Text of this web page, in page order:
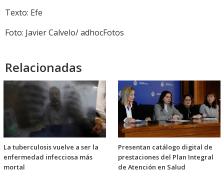
Texto: Efe
Foto: Javier Calvelo/ adhocFotos
Relacionadas
La tuberculosis vuelve a ser la
enfermedad infecciosa más
mortal
Presentan catálogo digital de
prestaciones del Plan Integral
de Atención en Salud